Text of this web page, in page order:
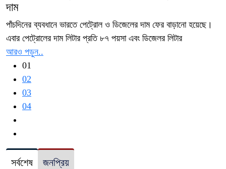
দাম
পাঁচদিনের ব্যবধানে ভারতে পেট্রোল ও ডিজেলের দাম ফের বাড়ানো হয়েছে।
এবার পেট্রোলের দাম লিটার প্রতি ৮৭ পয়সা এবং ডিজেলর লিটার
আরও পড়ুন..
01
02
03
04
সর্বশেষ জনপ্রিয়